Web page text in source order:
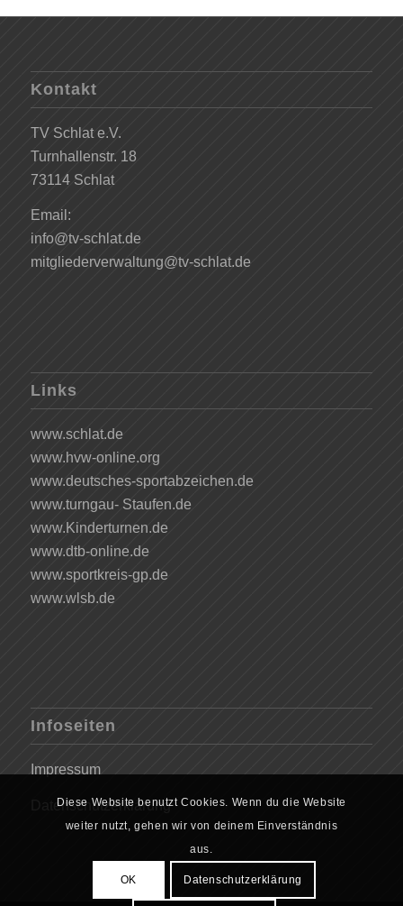
Kontakt
TV Schlat e.V.
Turnhallenstr. 18
73114 Schlat
Email:
info@tv-schlat.de
mitgliederverwaltung@tv-schlat.de
Links
www.schlat.de
www.hvw-online.org
www.deutsches-sportabzeichen.de
www.turngau- Staufen.de
www.Kinderturnen.de
www.dtb-online.de
www.sportkreis-gp.de
www.wlsb.de
Infoseiten
Impressum
Datenschutzerklärung
Diese Website benutzt Cookies. Wenn du die Website
weiter nutzt, gehen wir von deinem Einverständnis
aus.
OK Datenschutzerklärung